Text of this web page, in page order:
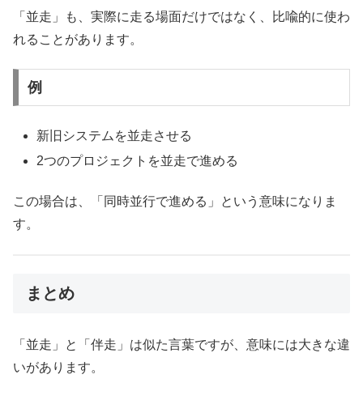
「並走」も、実際に走る場面だけではなく、比喩的に使わ
れることがあります。
例
新旧システムを並走させる
2つのプロジェクトを並走で進める
この場合は、「同時並行で進める」という意味になりま
す。
まとめ
「並走」と「伴走」は似た言葉ですが、意味には大きな違
いがあります。